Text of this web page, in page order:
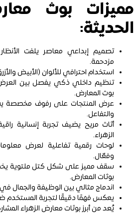
مميزات بوث
الحديثة:
تصميم إبداعي معاصر يلفت
مزدحمة.
استخدام احترافي للألوان (الأبيض
تنظيم داخلي ذكي يفصل بين العرض،
بوث المعارض.
عرض المنتجات على رفوف مخصصة
والتفاعل.
أثاث مريح يضيف تجربة إنسانية
الزهراء.
لوحات رقمية تفاعلية لعرض
وفعّال.
سقف مميز على شكل كتل ملتوية
بوثات المعارض.
اندماج مثالي بين الوظيفة والجمال
يعكس فهمًا دقيقًا لتجربة المستخدم
يُعد من أبرز بوثات معارض الزهراء